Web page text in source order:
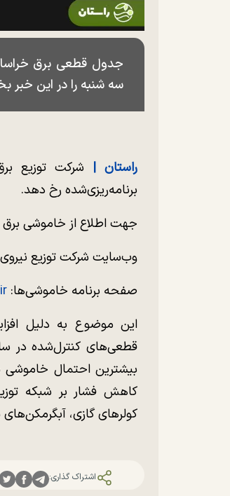
سه شنبه را در این خبر
راستان | شرکت توزیع
برنامه‌ریزی‌شده رخ دهد.
جهت اطلاع از خاموشی برق
وب‌سایت شرکت توزیع
صفحه برنامه خاموشی‌ها:
این موضوع به دلیل
قطعی‌های کنترل‌شده در
بیشترین احتمال خاموشی
کاهش فشار بر شبکه
کولرهای گازی،
اشتراک گذاری: